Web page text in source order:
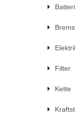
Filter
Kette